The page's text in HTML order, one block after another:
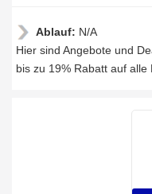
Ablauf: N/A
Hier sind Angebote und
bis zu 19% Rabatt auf alle